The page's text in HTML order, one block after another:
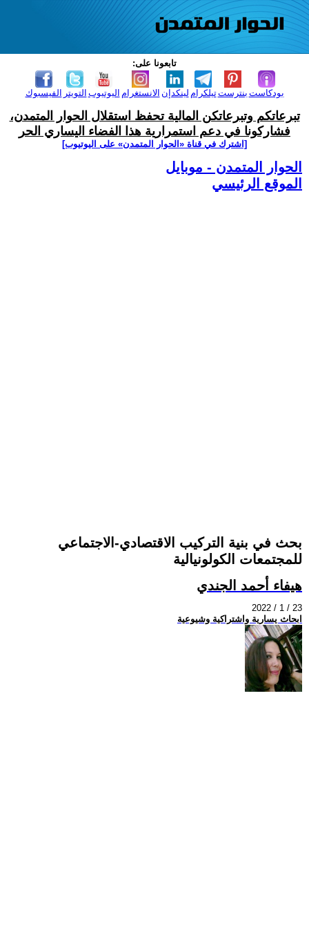
تابعونا على:
الفيسبوك التويتر اليوتيوب الانستغرام لينكدإن تيلكرامبنترست بودكاست
تبرعاتكم وتبرعاتكن المالية تحفظ استقلال الحوار المتمدن،
فشاركونا في دعم استمرارية هذا الفضاء اليساري الحر
[اشترك في قناة ‫«الحوار المتمدن» على اليوتيوب]
الحوار المتمدن - موبايل
الموقع الرئيسي
بحث في بنية التركيب الاقتصادي-الاجتماعي
للمجتمعات الكولونيالية
هيفاء أحمد الجندي
2022 / 1 / 23
ابحاث يسارية واشتراكية وشيوعية